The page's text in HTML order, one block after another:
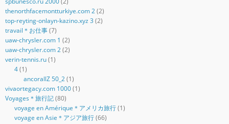
thenorthfacemontturkiye.com 2(2)
top-reyting-onlayn-kazino.xyz 3 (2)
travail＊お仕事(7)
uaw-chrysler.com 1 (2)
uaw-chrysler.com 2(2)
verin-tennis.ru(1)
4(1)
ancorallZ 50_2(1)
vivaortegacy.com 1000(1)
Voyages＊旅行記(80)
voyage en Amérique＊アメリカ旅行(1)
voyage en Asie＊アジア旅行(66)